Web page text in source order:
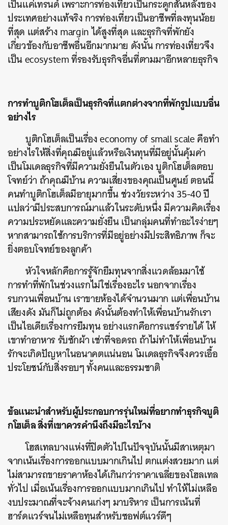
เป็นแค่เทรนด์ เพราะการท่องเที่ยวเป็นกระดูกสันหลังของ
ประเทศอย่างแท้จริง การท่องเที่ยวเป็นอาชีพที่ลงทุนน้อย
ที่สุด แต่สร้าง margin ได้สูงที่สุด และธุรกิจที่พักยัง
เกี่ยวข้องกับอาชีพอื่นอีกมากมาย ดังนั้น การท่องเที่ยวจึง
เป็น ecosystem ที่รองรับธุรกิจอื่นที่ตามมาอีกหลายธุรกิจ
การทำบูติกโฮเต็ลเป็นธุรกิจที่แตกต่างจากที่พักรูปแบบอื่น
อย่างไร
บูติกโฮเต็ลเป็นเรื่อง economy of small scale คือทำ
อย่างไรให้สิ่งที่คุณมีอยู่แล้วหรือเงินทุนที่มีอยู่นั้นคุ้มค่า
เป็นโมเดลธุรกิจที่มีความยั่งยืนในตัวเอง บูติกโฮเต็ลตอบ
โจทย์ว่า ถ้าคุณมีบ้าน ความเสี่ยงของคุณเป็นศูนย์ ตอนนี้
คนทำบูติกโฮเต็ลมีอายุมากขึ้น ช่วงวัยระหว่าง 35-40 ปี
แปลว่ามีประสบการณ์มาแล้วในระดับหนึ่ง มีความคิดเรื่อง
ความประหยัดและความยั่งยืน เป็นกลุ่มคนที่ทำอะไรง่ายๆ
หากสามารถใช้การบริการที่มีอยู่อย่างมีประสิทธิภาพ ก็จะ
ยิ่งตอบโจทย์ของลูกค้า
หัวใจหลักคือการรู้จักยืมทุนจากสิ่งแวดล้อมมาใช้
การทำที่พักในช่วงแรกไม่ใช่เรื่องอะไร นอกจากเรื่อง
รบกวนเพื่อนบ้าน เราขายห้องได้จำนวนมาก แต่เพื่อนบ้าน
เสียงดัง มันก็ไม่ถูกต้อง ดังนั้นต้องทำให้เพื่อนบ้านรักเรา
เป็นไอเดียเรื่องการยืมทุน อย่างแรกคือการแชร์รายได้ ให้
เขาทำอาหาร รับซักผ้า เช่าที่จอดรถ ถ้าไม่ทำให้เพื่อนบ้าน
รักจะเกิดปัญหาในอนาคตแน่นอน โมเดลธุรกิจจึงควรเอื้อ
ประโยชน์กับสิ่งรอบๆ ทั้งคนและธรรมชาติ
ข้อแนะนำสำหรับผู้ประกอบการรุ่นใหม่ที่อยากทำธุรกิจบูติ
กโฮเต็ล สิ่งที่เขาควรคำนึงถึงมีอะไรบ้าง
โฮสเทลบางแห่งที่ปิดตัวไปในปัจจุบันนั้นมีสาเหตุมา
จากเน้นเรื่องการออกแบบมากเกินไป ตกแต่งสวยมาก แต่
ไม่สามารถขายราคาห้องได้เกินกว่าราคาเฉลี่ยของโฮลเทล
ทั่วไป เมื่อเน้นเรื่องการออกแบบมากเกินไป ทำให้ไม่เหลือ
งบประมาณที่จะจ้างคนเก่งๆ มาบริหาร เป็นการเน้นที่
ฮาร์ดแวร์จนไม่เหลือทุนสำหรับซอฟต์แวร์ดีๆ